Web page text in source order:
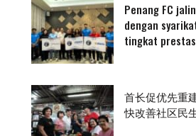
Penang FC
dengan
tingkat
首长促优先重
快改善社区民